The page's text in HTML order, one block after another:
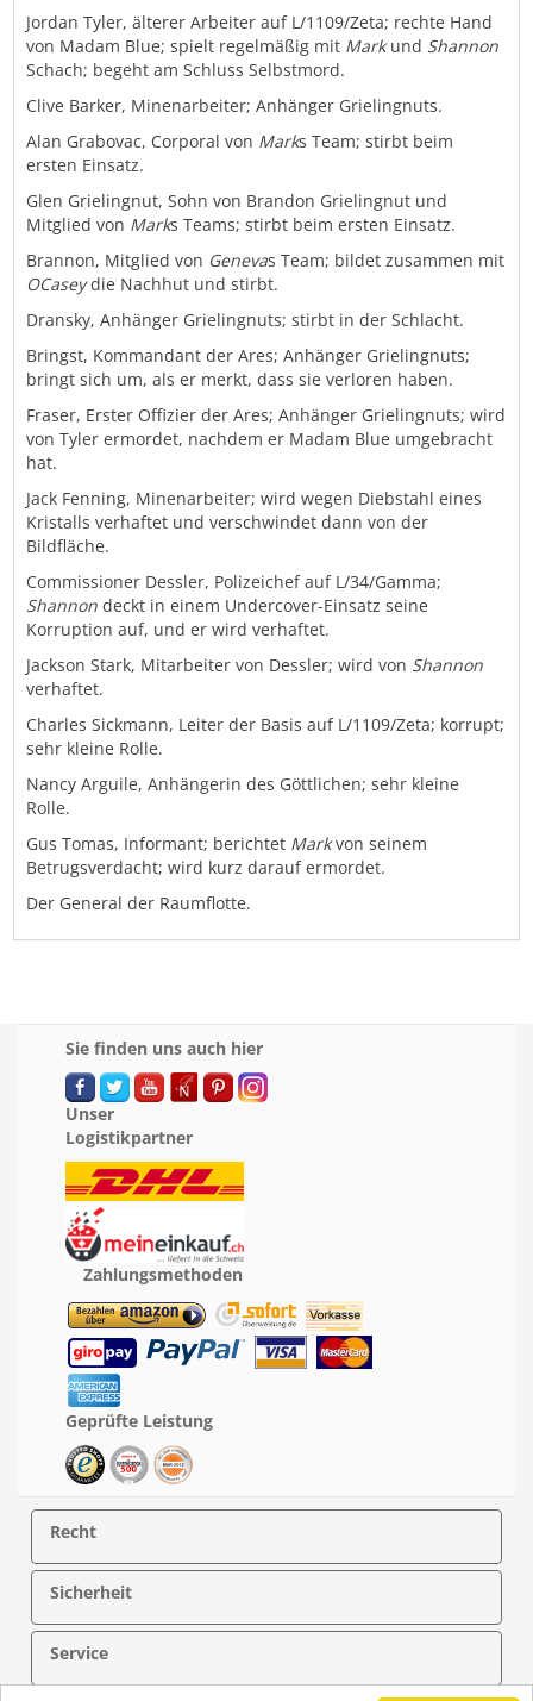
Jordan Tyler, älterer Arbeiter auf L/1109/Zeta; rechte Hand
von Madam Blue; spielt regelmäßig mit Markund Shannon
Schach; begeht am Schluss Selbstmord.
Clive Barker, Minenarbeiter; Anhänger Grielingnuts.
Alan Grabovac, Corporal von Marks Team; stirbt beim
ersten Einsatz.
Glen Grielingnut, Sohn von Brandon Grielingnut und
Mitglied von Marks Teams; stirbt beim ersten Einsatz.
Brannon, Mitglied von Genevas Team; bildet zusammen mit
OCaseydie Nachhut und stirbt.
Dransky, Anhänger Grielingnuts; stirbt in der Schlacht.
Bringst, Kommandant der Ares; Anhänger Grielingnuts;
bringt sich um, als er merkt, dass sie verloren haben.
Fraser, Erster Offizier der Ares; Anhänger Grielingnuts; wird
von Tyler ermordet, nachdem er Madam Blue umgebracht
hat.
Jack Fenning, Minenarbeiter; wird wegen Diebstahl eines
Kristalls verhaftet und verschwindet dann von der
Bildfläche.
Commissioner Dessler, Polizeichef auf L/34/Gamma;
Shannon deckt in einem Undercover-Einsatz seine
Korruption auf, und er wird verhaftet.
Jackson Stark, Mitarbeiter von Dessler; wird von Shannon
verhaftet.
Charles Sickmann, Leiter der Basis auf L/1109/Zeta; korrupt;
sehr kleine Rolle.
Nancy Arguile, Anhängerin des Göttlichen; sehr kleine
Rolle.
Gus Tomas, Informant; berichtet Markvon seinem
Betrugsverdacht; wird kurz darauf ermordet.
Der General der Raumflotte.
Sie finden uns auch hier
Unser
Logistikpartner
Zahlungsmethoden
Geprüfte Leistung
Recht
Sicherheit
Service